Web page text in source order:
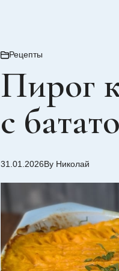
Рецепты
Пирог
с
31.01.2026By Николай